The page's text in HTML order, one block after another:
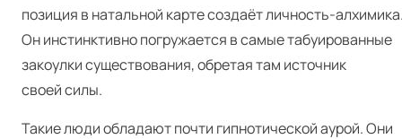
позиция в натальной карте создаёт личность-
Он инстинктивно погружается в самые табуированные
закоулки существования, обретая там источник
своей силы.
Такие люди обладают почти гипнотической аурой. Они